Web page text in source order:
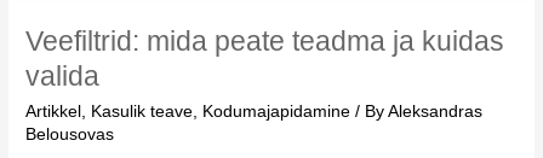
ja
luud
Veefiltrid: mida peate teadma ja kuidas
valida
Artikkel Kasulik teave Kodumajapidamine / ByAleksandras
Belousovas